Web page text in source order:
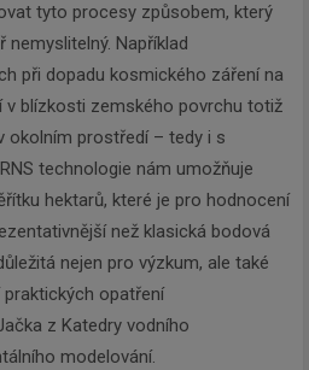
tyto procesy způsobem, který
nemyslitelný. Například
při dopadu kosmického záření na
blízkosti zemského povrchu totiž
okolním prostředí – tedy i s
technologie nám umožňuje
hektarů, které je pro hodnocení
než klasická bodová
nejen pro výzkum, ale také
opatření
z Katedry vodního
modelování.